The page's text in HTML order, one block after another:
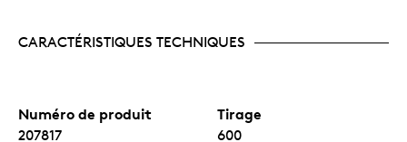
CARACTÉRISTIQUES TECHNIQUES
Numéro de produit
207817
Tirage
600